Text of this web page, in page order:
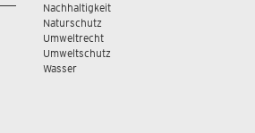
Nachhaltigkeit
Naturschutz
Umweltrecht
Umweltschutz
Wasser